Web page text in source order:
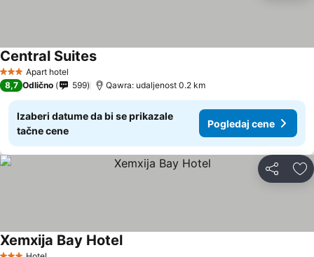
3 ZvezdiceApart hotel
Central Suites
8,7 Odlično 599 Qawra: udaljenost 0.2 km
Izaberi datume da bi se prikazale
tačne cene
Pogledaj cene
Deli
Xemxija Bay Hotel